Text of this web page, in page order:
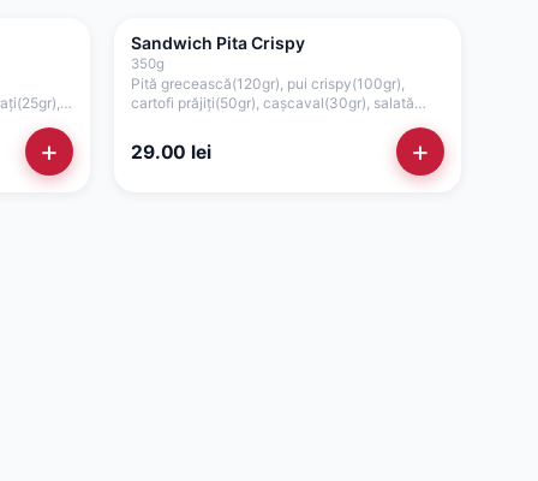
+
Sandwich Pita Crispy
350g
Pită grecească(120gr), pui crispy(100gr),
cartofi prăjiți(50gr), cașcaval(30gr), salată
29.00 lei +